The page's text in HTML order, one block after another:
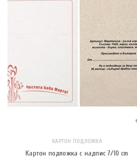
КАРТОН ПОДЛОЖКА
Картон подложка с надпис 7/10 cm